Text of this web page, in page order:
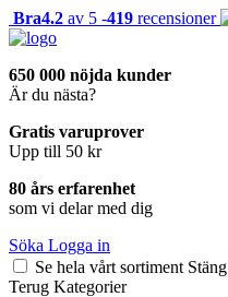
Bra4.2 av 5 -419 recensioner
650 000 nöjda kunder
Är du nästa?
Gratis varuprover
Upp till 50 kr
80 års erfarenhet
som vi delar med dig
Söka Logga in
Se hela vårt sortiment Stäng
Terug Kategorier